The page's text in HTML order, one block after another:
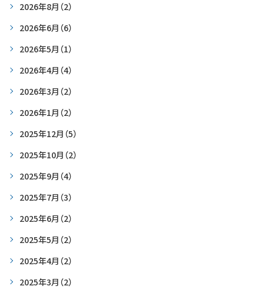
2026年8月 （2）
2026年6月 （6）
2026年5月 （1）
2026年4月 （4）
2026年3月 （2）
2026年1月 （2）
2025年12月 （5）
2025年10月 （2）
2025年9月 （4）
2025年7月 （3）
2025年6月 （2）
2025年5月 （2）
2025年4月 （2）
2025年3月 （2）